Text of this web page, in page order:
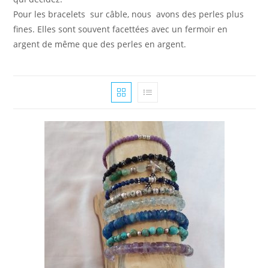
Pour les bracelets sur câble, nous avons des perles plus
fines. Elles sont souvent facettées avec un fermoir en
argent de même que des perles en argent.